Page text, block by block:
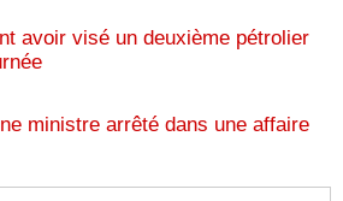
avoir visé un deuxième pétrolier
ministre arrêté dans une affaire